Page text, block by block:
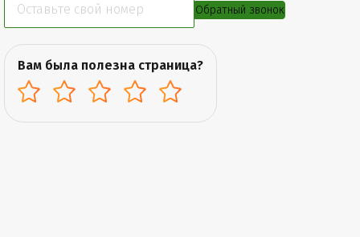
Обратный звонок
Вам была полезна страница?